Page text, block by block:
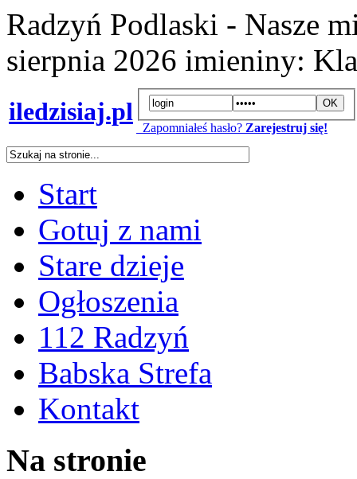
Radzyń Podlaski - Nasze
sierpnia 2026 imieniny:
iledzisiaj.pl
Zapomniałeś hasło? Zarejestruj się!
Start
Gotuj z nami
Stare dzieje
Ogłoszenia
112 Radzyń
Babska Strefa
Kontakt
Na stronie